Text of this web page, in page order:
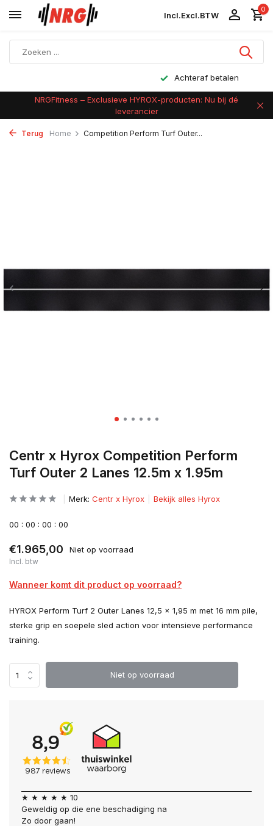
Incl.Excl.BTW
0
Achteraf betalen
NRGFitness – Exclusieve HYROX-producten: Nu bij dé
leverancier
Terug Home Competition Perform Turf Outer...
Centr x Hyrox Competition Perform
Turf Outer 2 Lanes 12.5m x 1.95m
Merk: Centr x Hyrox Bekijk alles Hyrox
00 : 00 : 00 : 00
€1.965,00 Niet op voorraad
Incl. btw
Wanneer komt dit product op voorraad?
HYROX Perform Turf 2 Outer Lanes 12,5 x 1,95 m met 16 mm pile,
sterke grip en soepele sled action voor intensieve performance
training.
Niet op voorraad
★ ★ ★ ★ ★ 10
Geweldig op die ene beschadiging na
Zo door gaan!